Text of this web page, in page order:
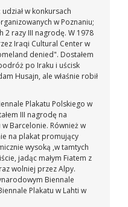
w konkursach
w Poznaniu;
2 razy III nagrodę. W 1978
Iraqi Cultural Center w
denied". Dostałem
po Iraku i uścisk
Husajn, ale właśnie robił
Plakatu Polskiego w
III nagrodę na
Barcelonie. Również w
na plakat promujący
wysoką ,w tamtych
jadąc małym Fiatem z
wolniej przez Alpy.
Biennale
Plakatu w Lahti w